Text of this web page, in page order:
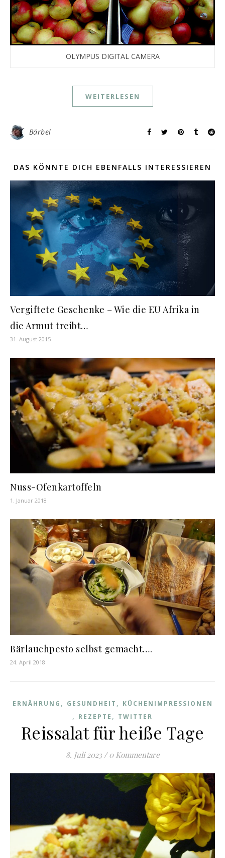
OLYMPUS DIGITAL CAMERA
WEITERLESEN
Bärbel
DAS KÖNNTE DICH EBENFALLS INTERESSIEREN
Vergiftete Geschenke – Wie die EU Afrika in
die Armut treibt…
31. August 2015
Nuss-Ofenkartoffeln
1. Januar 2018
Bärlauchpesto selbst gemacht….
24. April 2018
ERNÄHRUNG , GESUNDHEIT , KÜCHENIMPRESSIONEN
, REZEPTE , TWITTER
Reissalat für heiße Tage
8. Juli 2023 / 0 Kommentare